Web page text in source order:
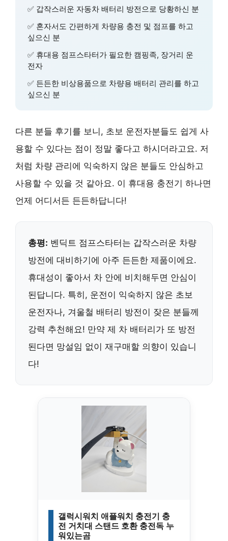
✅ 갑작스러운 자동차 배터리 방전으로 당황하신 분
✅ 혼자서도 간편하게 차량용 충전 및 점프를 하고
싶으신 분
✅ 휴대용 점프스타터가 필요한 캠핑족, 장거리 운
전자
✅ 든든한 비상용품으로 차량용 배터리 관리를 하고
싶으신 분
다른 분들 후기를 보니, 초보 운전자분들도 쉽게 사
용할 수 있다는 점이 정말 좋다고 하시더라고요. 저
처럼 차량 관리에 익숙하지 않은 분들도 안심하고
사용할 수 있을 것 같아요. 이 휴대용 충전기 하나면
언제 어디서든 든든하답니다!
총평: 벤딕트 점프스타터는 갑작스러운 차량
방전에 대비하기에 아주 든든한 제품이에요.
휴대성이 좋아서 차 안에 비치해두면 안심이
된답니다. 특히, 운전이 익숙하지 않은 초보
운전자나, 겨울철 배터리 방전이 잦은 분들께
강력 추천해요! 만약 제 차 배터리가 또 방전
된다면 망설임 없이 재구매할 의향이 있습니
다!
갤럭시워치 애플워치 충전기 충
전 거치대 스탠드 호환 충전독 누
워있는곰